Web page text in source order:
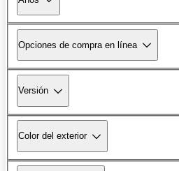
Opciones de compra en línea
Versión
Color del exterior